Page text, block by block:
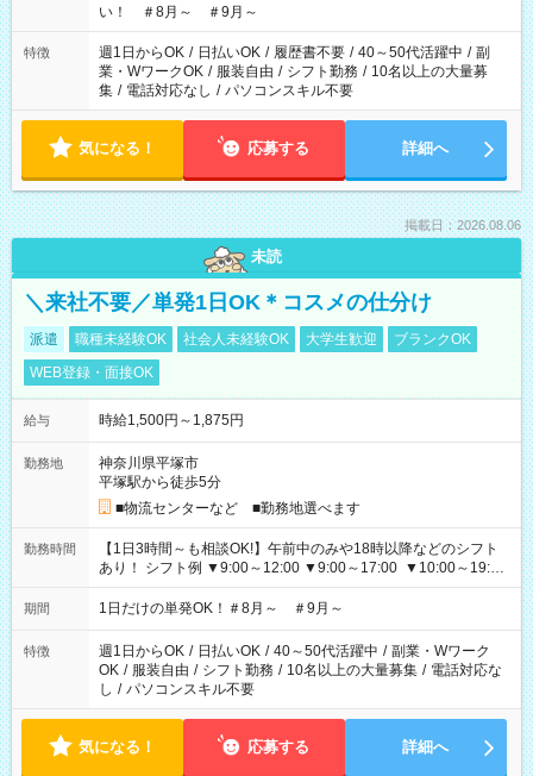
い！ ＃8月～ ＃9月～
特徴 週1日からOK / 日払いOK / 履歴書不要 / 40～50代活躍中 / 副
業・WワークOK / 服装自由 / シフト勤務 / 10名以上の大量募
集 / 電話対応なし / パソコンスキル不要
気になる！ 応募する 詳細へ
掲載日：2026.08.06
未読
＼来社不要／単発1日OK＊コスメの仕分け
派遣 職種未経験OK 社会人未経験OK 大学生歓迎
ブランクOK
WEB登録・面接OK
給与 時給1,500円～1,875円
勤務地
神奈川県平塚市
平塚駅から徒歩5分
■物流センターなど ■勤務地選べます
勤務時間
【1日3時間～も相談OK!】午前中のみや18時以降などのシフト
あり！ シフト例 ▼9:00～12:00 ▼9:00～17:00 ▼10:00～19:00
▼18:00～21:00
期間 1日だけの単発OK！＃8月～ ＃9月～
特徴 週1日からOK / 日払いOK / 40～50代活躍中 / 副業・Wワーク
OK / 服装自由 / シフト勤務 / 10名以上の大量募集 / 電話対応な
し / パソコンスキル不要
気になる！ 応募する 詳細へ